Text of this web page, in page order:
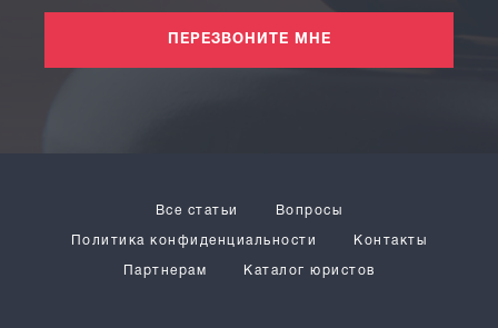
ПЕРЕЗВОНИТЕ МНЕ
Все статьи Вопросы
Политика конфиденциальности Контакты
Партнерам Каталог юристов